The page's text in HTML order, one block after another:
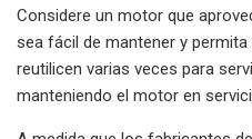
Considere un motor que
sea fácil de mantener y
reutilicen varias veces para
manteniendo el motor en